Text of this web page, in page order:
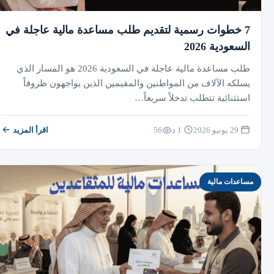
7 خطوات رسمية لتقديم طلب مساعدة مالية عاجلة في
السعودية 2026
طلب مساعدة مالية عاجلة في السعودية 2026 هو المسار الذي
يسلكه الآلاف من المواطنين والمقيمين الذين يواجهون ظروفاً
استثنائية تتطلب تدخلاً سريعاً…
56 اقرأ المزيد
مساعدات مالية